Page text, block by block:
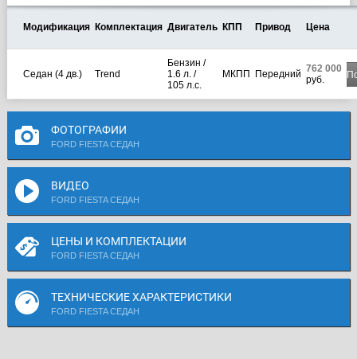
Модификация Комплектация Двигатель КПП Привод Цена
Седан (4 дв.) Trend
Бензин /
1.6 л. /
105 л.с.
МКПП Передний 762 000
руб.
ФОТОГРАФИИ
FORD FIESTA СЕДАН
ВИДЕО
FORD FIESTA СЕДАН
ЦЕНЫ И КОМПЛЕКТАЦИИ
FORD FIESTA СЕДАН
ТЕХНИЧЕСКИЕ ХАРАКТЕРИСТИКИ
FORD FIESTA СЕДАН